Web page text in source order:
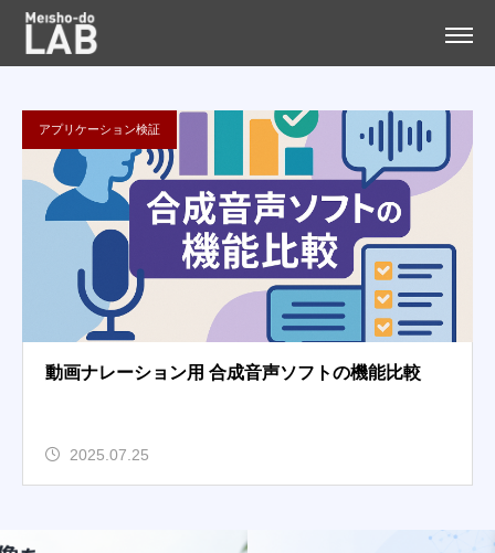
アプリケーション検証
動画ナレーション用 合成音声ソフトの機能比較
2025.07.25